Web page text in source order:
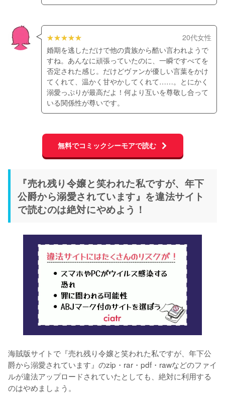
20代女性
婚期を逃しただけで他の貴族から酷い言われようで
すね。あんなに頑張っていたのに、一瞬ですべてを
否定された感じ。だけどヴァンが優しい言葉をかけ
てくれて、温かく甘やかしてくれて……。とにかく
溺愛っぷりが最高だよ！何より互いを尊敬し合って
いる関係性が尊いです。
無料でコミックシーモアで読む
『売れ残り令嬢と笑われた私ですが、年下
公爵から溺愛されています』を違法サイト
で読むのは絶対にやめよう！
海賊版サイトで『売れ残り令嬢と笑われた私ですが、年下公
爵から溺愛されています』のzip・rar・pdf・rawなどのファイ
ルが違法アップロードされていたとしても、絶対に利用する
のはやめましょう。